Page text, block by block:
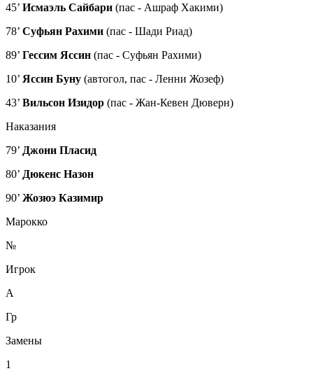
45’ Исмаэль Сайбари (пас - Ашраф Хакими)
78’ Суфьян Рахими (пас - Шади Риад)
89’ Гессим Яссин (пас - Суфьян Рахими)
10’ Яссин Буну (автогол, пас - Ленни Жозеф)
43’ Вильсон Изидор (пас - Жан-Кевен Дюверн)
Наказания
79’ Джони Пласид
80’ Дюкенс Назон
90’ Жозюэ Казимир
Марокко
№
Игрок
А
Гр
Замены
1